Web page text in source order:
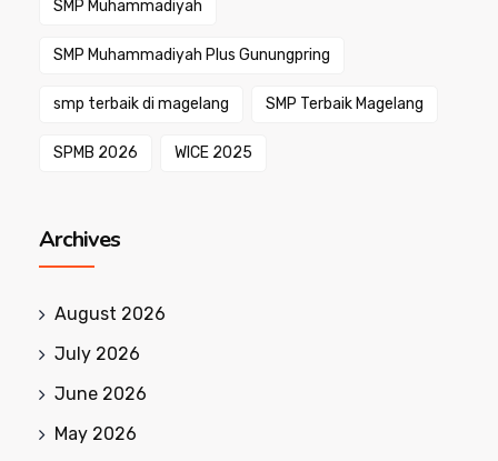
SMP Muhammadiyah
SMP Muhammadiyah Plus Gunungpring
smp terbaik di magelang SMP Terbaik Magelang
SPMB 2026 WICE 2025
Archives
August 2026
July 2026
June 2026
May 2026